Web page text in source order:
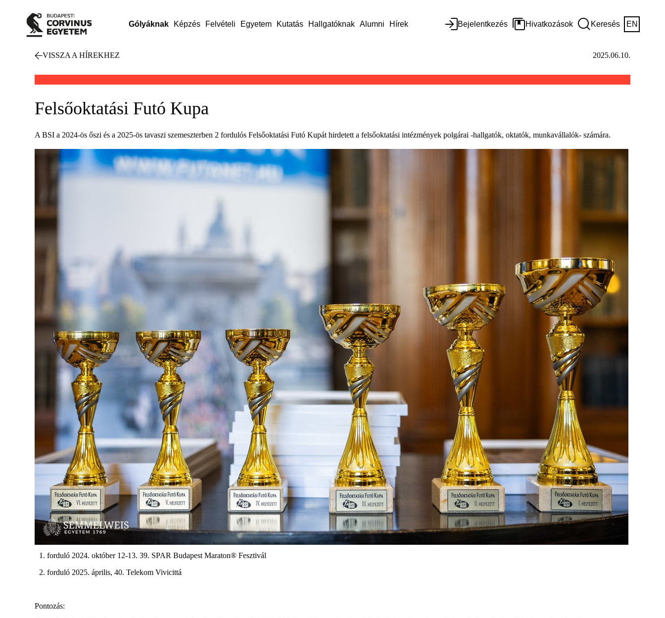
Gólyáknak Képzés Felvételi Egyetem Kutatás Hallgatóknak Alumni Hírek Bejelentkezés Hivatkozások Keresés EN
VISSZA A HÍREKHEZ 2025.06.10.
Felsőoktatási Futó Kupa
A BSI a 2024-ös őszi és a 2025-ös tavaszi szemeszterben 2 fordulós Felsőoktatási Futó Kupát hirdetett a felsőoktatási intézmények polgárai -hallgatók, oktatók, munkavállalók- számára.
forduló 2024. október 12-13. 39. SPAR Budapest Maraton® Fesztivál
forduló 2025. április, 40. Telekom Vivicittá
Pontozás: